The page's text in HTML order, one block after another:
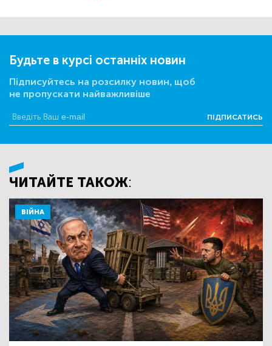
Будьте в курсі останніх новин
Підписуйтесь на розсилку новин, щоб
не пропускати найважливіше
ПІДПИСАТИСЬ
ЧИТАЙТЕ ТАКОЖ:
ВІЙНА